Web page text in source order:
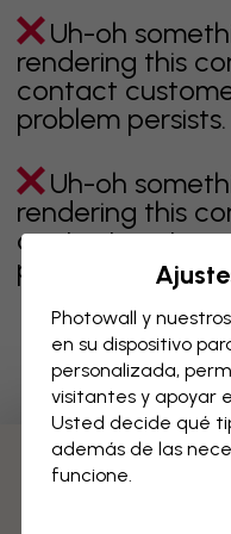
Uh-oh
rendering this
contact
problem persists.
Uh-oh
rendering this
contact
problem persists.
Descubre más
Photowall y
en su dispositivo
personalizada,
visitantes y apoyar
Usted decide qué
además de las
funcione.